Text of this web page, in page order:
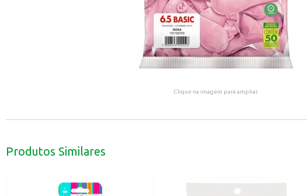
Clique na imagem para ampliar.
Produtos Similares